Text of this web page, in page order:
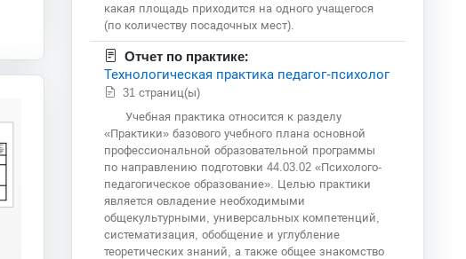
какая площадь приходится на одного учащегося
(по количеству посадочных мест).
Отчет по практике:
Технологическая практика педагог-психолог
31 страниц(ы)
Учебная практика относится к разделу
«Практики» базового учебного плана основной
профессиональной образовательной программы
по направлению подготовки 44.03.02 «Психолого-
педагогическое образование». Целью практики
является овладение необходимыми
общекультурными, универсальных компетенций,
систематизация, обобщение и углубление
теоретических знаний, а также общее знакомство